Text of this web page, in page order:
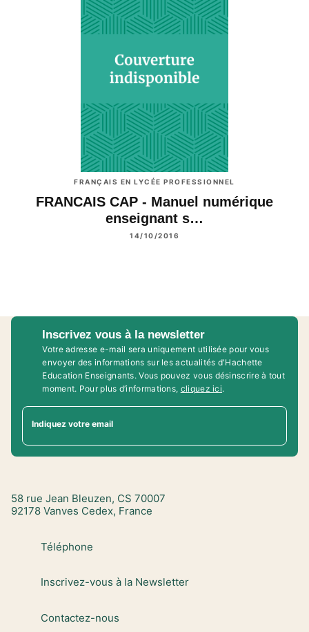
FRANÇAIS EN LYCÉE PROFESSIONNEL
FRANCAIS CAP - Manuel numérique
enseignant s…
14/10/2016
Inscrivez vous à la newsletter
Votre adresse e-mail sera uniquement utilisée pour vous
envoyer des informations sur les actualités d'Hachette
Education Enseignants. Vous pouvez vous désinscrire à tout
moment. Pour plus d’informations, cliquez ici.
Indiquez votre email
58 rue Jean Bleuzen, CS 70007
92178 Vanves Cedex, France
Téléphone
Inscrivez-vous à la Newsletter
Contactez-nous